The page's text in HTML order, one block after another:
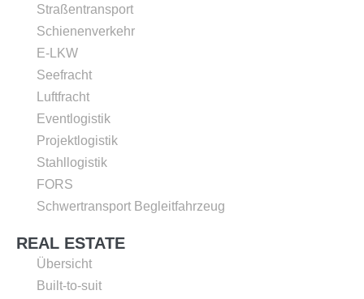
Straßentransport
Schienenverkehr
E-LKW
Seefracht
Luftfracht
Eventlogistik
Projektlogistik
Stahllogistik
FORS
Schwertransport Begleitfahrzeug
REAL ESTATE
Übersicht
Built-to-suit